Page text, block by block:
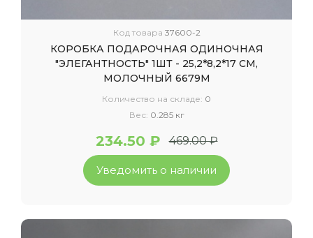
Код товара 37600-2
КОРОБКА ПОДАРОЧНАЯ ОДИНОЧНАЯ
"ЭЛЕГАНТНОСТЬ" 1ШТ - 25,2*8,2*17 СМ,
МОЛОЧНЫЙ 6679М
Количество на складе: 0
Вес: 0.285 кг
234.50 ₽ 469.00 ₽
Уведомить о наличии